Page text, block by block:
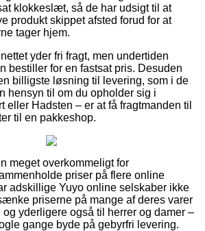
klokkeslæt, så de har udsigt til at
produkt skippet afsted forud for at
tager hjem.
yder fri fragt, men undertiden
bestiller for en fastsat pris. Desuden
billigste løsning til levering, som i de
hensyn til om du opholder sig i
eller Hadsten – er at få fragtmanden til
til en pakkeshop.
meget overkommeligt for
priser på flere online
adskillige Yuyo online selskaber ikke
priserne på mange af deres varer
yderligere også til herrer og damer –
gange byde på gebyrfri levering.